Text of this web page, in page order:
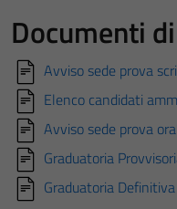
Documenti
Avviso sede prova
Elenco candidati
Avviso sede prova
Graduatoria
Graduatoria Definitiva